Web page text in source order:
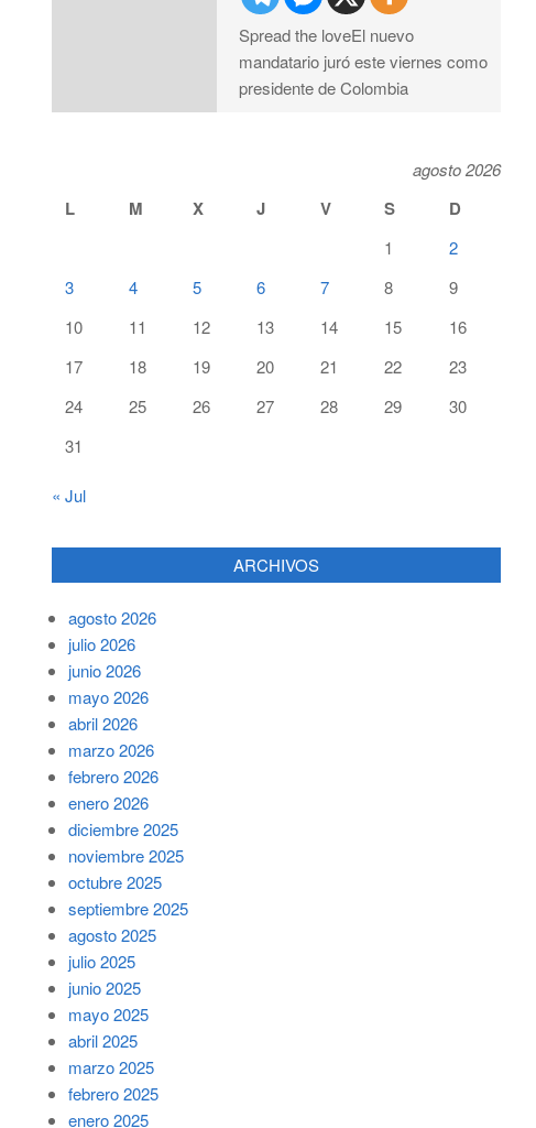
Spread the loveEl nuevo
mandatario juró este viernes como
presidente de Colombia
agosto 2026
L M X J V S D
1
2
3
4 5 6 7 8
9
10
11 12 13 14 15
16
17
18 19 20 21 22
23
24
25 26 27 28 29
30
31
« Jul
ARCHIVOS
agosto 2026
julio 2026
junio 2026
mayo 2026
abril 2026
marzo 2026
febrero 2026
enero 2026
diciembre 2025
noviembre 2025
octubre 2025
septiembre 2025
agosto 2025
julio 2025
junio 2025
mayo 2025
abril 2025
marzo 2025
febrero 2025
enero 2025